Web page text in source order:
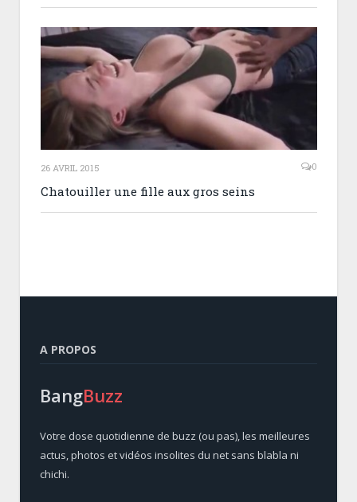
26 AVRIL 2015 0
Chatouiller une fille aux gros seins
A PROPOS
BangBuzz
Votre dose quotidienne de buzz (ou pas), les meilleures
actus, photos et vidéos insolites du net sans blabla ni
chichi.